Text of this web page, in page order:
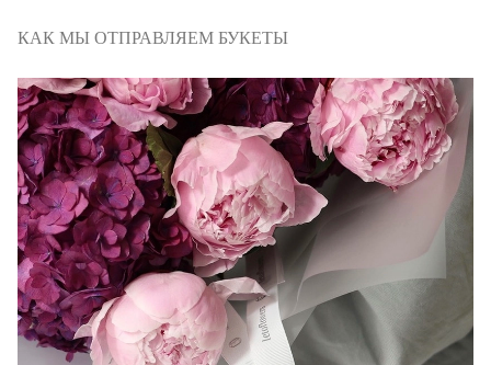
КАК МЫ ОТПРАВЛЯЕМ БУКЕТЫ